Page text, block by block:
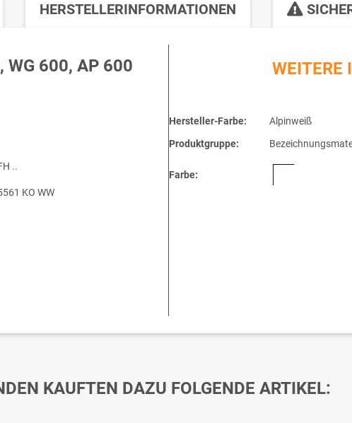
HERSTELLERINFORMATIONEN
WG 600, AP 600
..
KO WW
WEITERE
Hersteller-Farbe:
Alpinweiß
Produktgruppe:
Farbe:
KAUFTEN DAZU FOLGENDE ARTIKEL: